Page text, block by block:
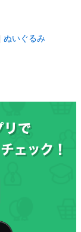
ぬいぐるみ